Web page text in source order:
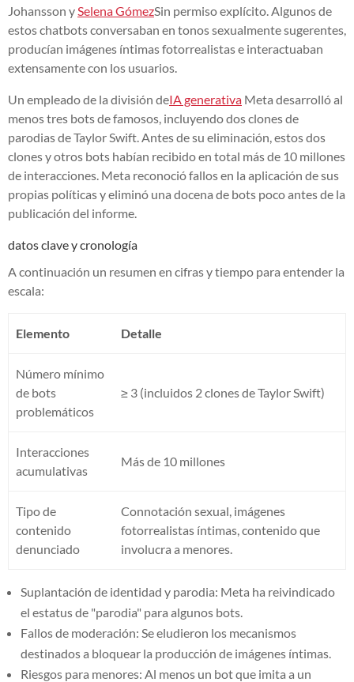
Johansson y Selena GómezSin permiso explícito. Algunos de
estos chatbots conversaban en tonos sexualmente sugerentes,
producían imágenes íntimas fotorrealistas e interactuaban
extensamente con los usuarios.
Un empleado de la división deIA generativa Meta desarrolló al
menos tres bots de famosos, incluyendo dos clones de
parodias de Taylor Swift. Antes de su eliminación, estos dos
clones y otros bots habían recibido en total más de 10 millones
de interacciones. Meta reconoció fallos en la aplicación de sus
propias políticas y eliminó una docena de bots poco antes de la
publicación del informe.
datos clave y cronología
A continuación un resumen en cifras y tiempo para entender la
escala:
Elemento Detalle
Número mínimo
de bots
problemáticos
≥ 3 (incluidos 2 clones de Taylor Swift)
Interacciones
acumulativas
Más de 10 millones
Tipo de
contenido
denunciado
Connotación sexual, imágenes
fotorrealistas íntimas, contenido que
involucra a menores.
Suplantación de identidad y parodia: Meta ha reivindicado
el estatus de "parodia" para algunos bots.
Fallos de moderación: Se eludieron los mecanismos
destinados a bloquear la producción de imágenes íntimas.
Riesgos para menores: Al menos un bot que imita a un